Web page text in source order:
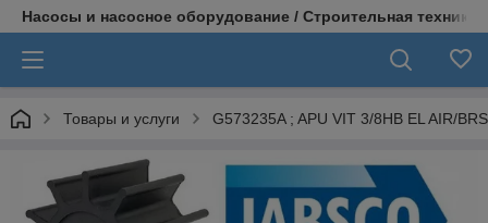
Насосы и насосное оборудование / Строительная техника
Товары и услуги G573235A ; APU VIT 3/8HB EL AIR/BRS